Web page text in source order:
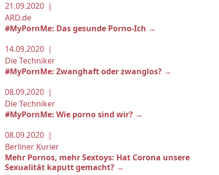
21.09.2020 |
ARD.de
#MyPornMe: Das gesunde Porno-Ich →
14.09.2020 |
Die Techniker
#MyPornMe: Zwanghaft oder zwanglos? →
08.09.2020 |
Die Techniker
#MyPornMe: Wie porno sind wir? →
08.09.2020 |
Berliner Kurier
Mehr Pornos, mehr Sextoys: Hat Corona unsere
Sexualität kaputt gemacht? →